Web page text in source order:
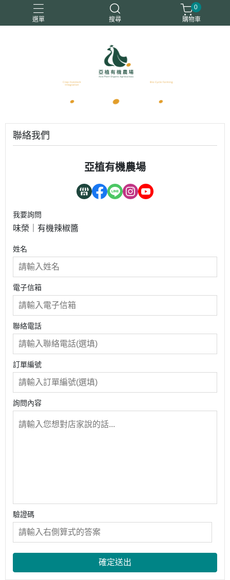
選單 搜尋
有機白蘿蔔
0
購物車
聯絡我們
亞植有機農場
我要詢問
味榮｜有機辣椒醬
姓名
電子信箱
聯絡電話
訂單編號
詢問內容
驗證碼
確定送出